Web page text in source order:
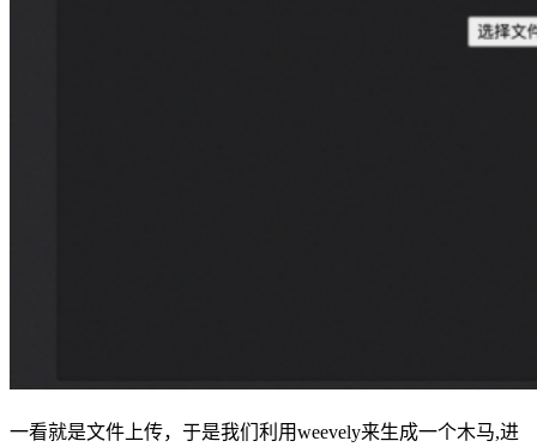
一看就是文件上传，于是我们利用weevely来生成一个木马,进